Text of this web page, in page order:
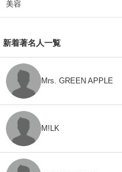
美容
新着著名人一覧
Mrs. GREEN APPLE
M!LK